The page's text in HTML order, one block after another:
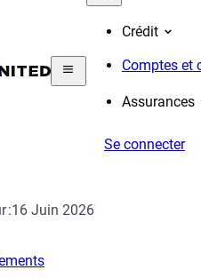
Crédit
Comptes et
Assurances
Se connecter
Section juridique Cookies
:16 Juin 2026